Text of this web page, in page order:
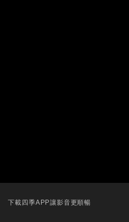
下載四季APP讓影音更順暢